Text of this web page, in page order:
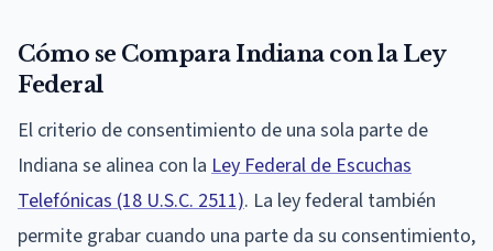
Cómo se Compara Indiana con la Ley
Federal
El criterio de consentimiento de una sola parte de
Indiana se alinea con la Ley Federal de Escuchas
Telefónicas (18 U.S.C. 2511). La ley federal también
permite grabar cuando una parte da su consentimiento,